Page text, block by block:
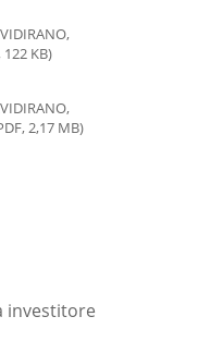
122 KB)
2,17 MB)
investitore